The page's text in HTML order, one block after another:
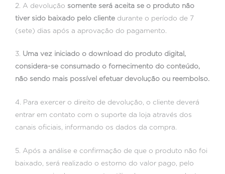
2. A devolução somente será aceita se o produto não
tiver sido baixado pelo cliente durante o período de 7
(sete) dias após a aprovação do pagamento.
3. Uma vez iniciado o download do produto digital,
considera-se consumado o fornecimento do conteúdo,
não sendo mais possível efetuar devolução ou reembolso.
4. Para exercer o direito de devolução, o cliente deverá
entrar em contato com o suporte da loja através dos
canais oficiais, informando os dados da compra.
5. Após a análise e confirmação de que o produto não foi
baixado, será realizado o estorno do valor pago, pelo